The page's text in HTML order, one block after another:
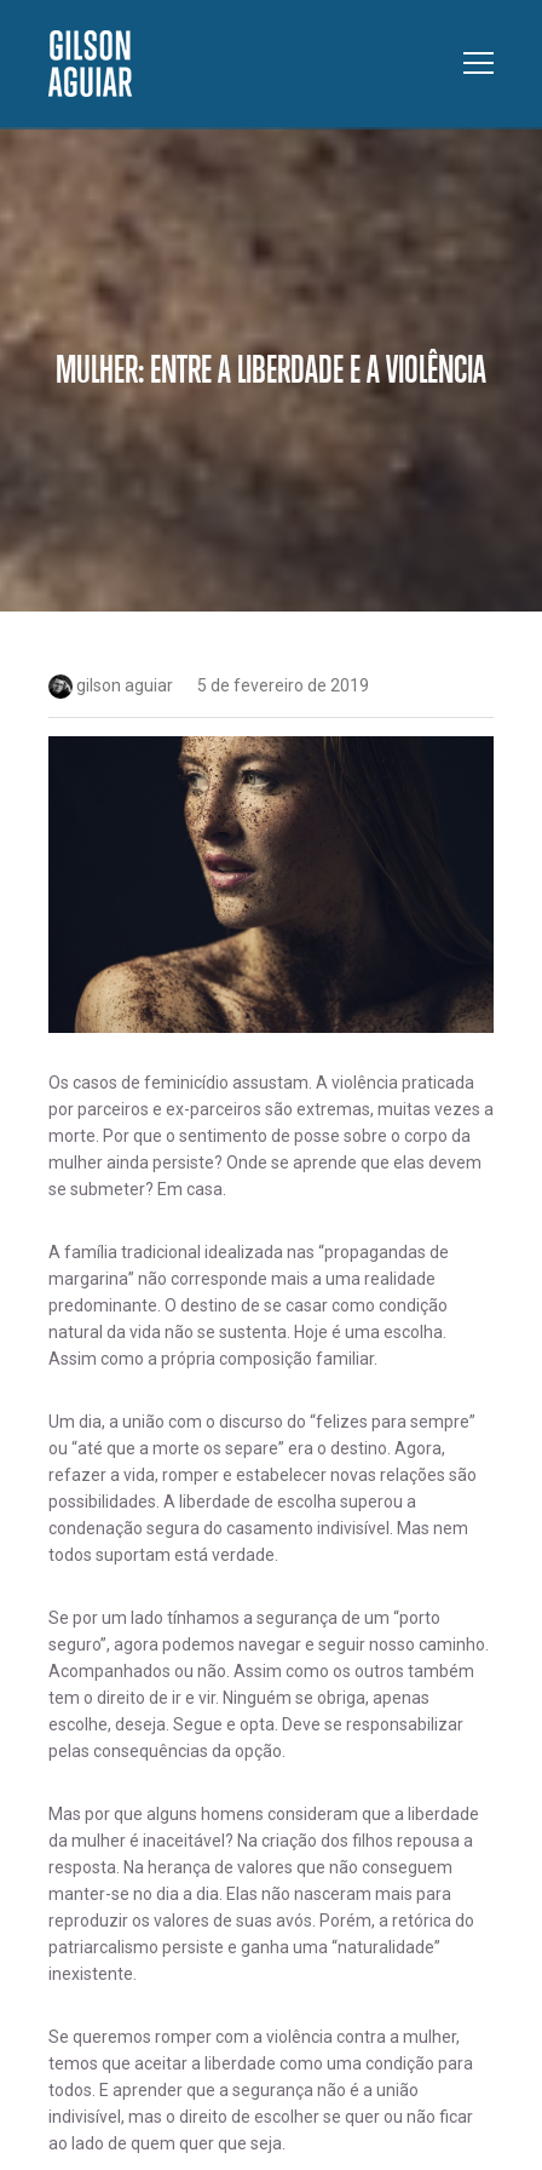
MULHER: ENTRE A LIBERDADE E A VIOLÊNCIA
gilson aguiar 5 de fevereiro de 2019
Os casos de feminicídio assustam. A violência praticada
por parceiros e ex-parceiros são extremas, muitas vezes a
morte. Por que o sentimento de posse sobre o corpo da
mulher ainda persiste? Onde se aprende que elas devem
se submeter? Em casa.
A família tradicional idealizada nas “propagandas de
margarina” não corresponde mais a uma realidade
predominante. O destino de se casar como condição
natural da vida não se sustenta. Hoje é uma escolha.
Assim como a própria composição familiar.
Um dia, a união com o discurso do “felizes para sempre”
ou “até que a morte os separe” era o destino. Agora,
refazer a vida, romper e estabelecer novas relações são
possibilidades. A liberdade de escolha superou a
condenação segura do casamento indivisível. Mas nem
todos suportam está verdade.
Se por um lado tínhamos a segurança de um “porto
seguro”, agora podemos navegar e seguir nosso caminho.
Acompanhados ou não. Assim como os outros também
tem o direito de ir e vir. Ninguém se obriga, apenas
escolhe, deseja. Segue e opta. Deve se responsabilizar
pelas consequências da opção.
Mas por que alguns homens consideram que a liberdade
da mulher é inaceitável? Na criação dos filhos repousa a
resposta. Na herança de valores que não conseguem
manter-se no dia a dia. Elas não nasceram mais para
reproduzir os valores de suas avós. Porém, a retórica do
patriarcalismo persiste e ganha uma “naturalidade”
inexistente.
Se queremos romper com a violência contra a mulher,
temos que aceitar a liberdade como uma condição para
todos. E aprender que a segurança não é a união
indivisível, mas o direito de escolher se quer ou não ficar
ao lado de quem quer que seja.